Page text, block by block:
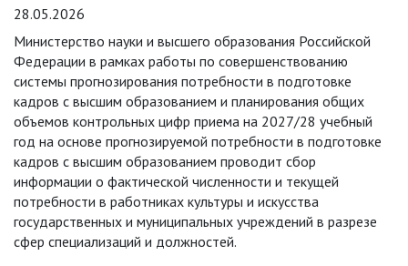
28.05.2026
Министерство науки и высшего образования Российской
Федерации в рамках работы по совершенствованию
системы прогнозирования потребности в подготовке
кадров с высшим образованием и планирования общих
объемов контрольных цифр приема на 2027/28 учебный
год на основе прогнозируемой потребности в подготовке
кадров с высшим образованием проводит сбор
информации о фактической численности и текущей
потребности в работниках культуры и искусства
государственных и муниципальных учреждений в разрезе
сфер специализаций и должностей.